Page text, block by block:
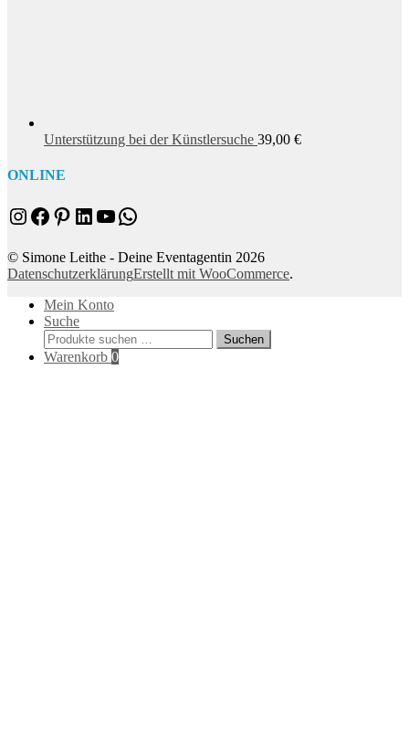
Unterstützung bei der Künstlersuche 39,00 €
ONLINE
Instagram
Facebook
Pinterest
LinkedIn
YouTube
WhatsApp
© Simone Leithe - Deine Eventagentin 2026
DatenschutzerklärungErstellt mit WooCommerce.
Mein Konto
Suche
Suchen
nach:
Suchen
Warenkorb 0